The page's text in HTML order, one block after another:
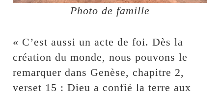
Photo de famille
« C’est aussi un acte de foi. Dès la
création du monde, nous pouvons le
remarquer dans Genèse, chapitre 2,
verset 15 : Dieu a confié la terre aux